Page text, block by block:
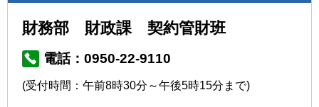
財務部 財政課 契約管財班
電話：0950-22-9110
(受付時間：午前8時30分～午後5時15分まで)